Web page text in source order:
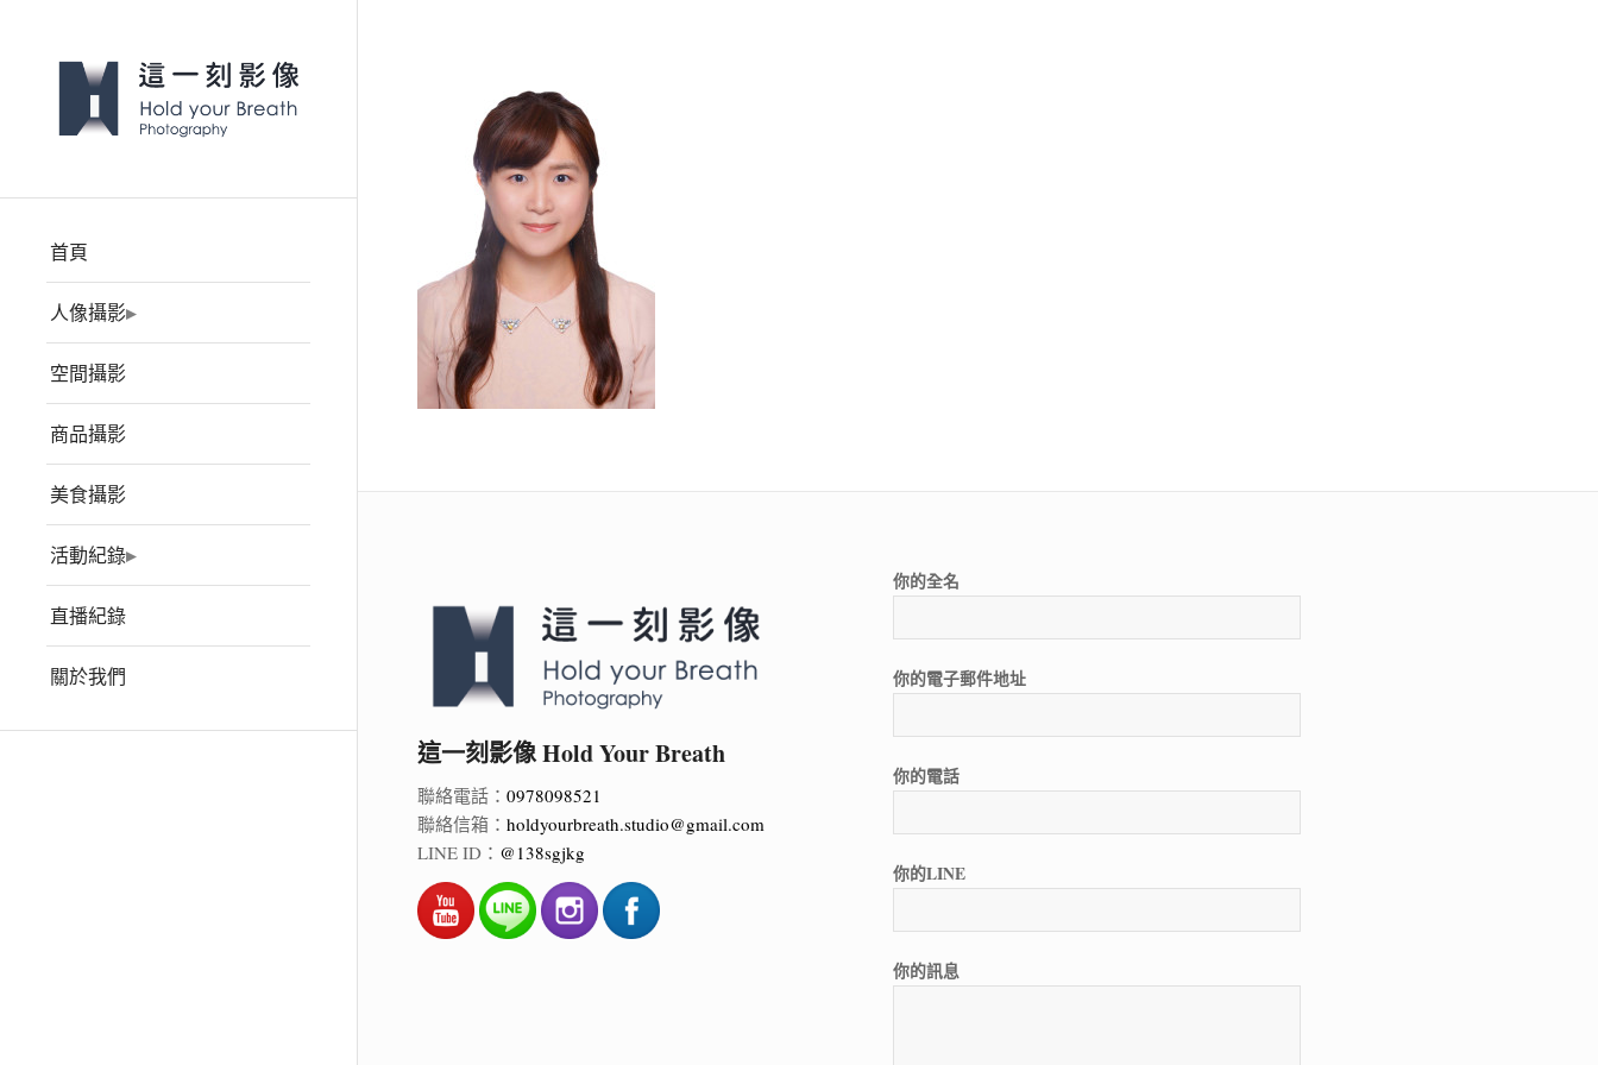
首頁
人像攝影
空間攝影
商品攝影
美食攝影
活動紀錄
直播紀錄
關於我們
這一刻影像 Hold Your Breath
聯絡電話： 0978098521
聯絡信箱： holdyourbreath.studio@gmail.com
LINE ID： @138sgjkg
你的全名
你的電子郵件地址
你的電話
你的LINE
你的訊息